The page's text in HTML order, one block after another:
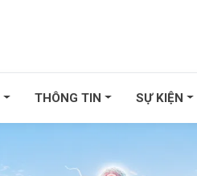
THÔNG TIN SỰ KIỆN